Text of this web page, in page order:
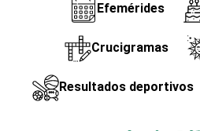
Efemérides
Crucigramas
Resultados deportivos